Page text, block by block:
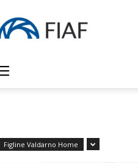
Gallerie
Figline Valdarno Home